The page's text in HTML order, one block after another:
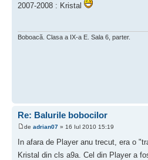
2007-2008 : Kristal
Boboacă. Clasa a IX-a E. Sala 6, parter.
Re: Balurile bobocilor
de adrian07 » 16 Iul 2010 15:19
In afara de Player anu trecut, era o
Kristal din cls a9a. Cel din Player a